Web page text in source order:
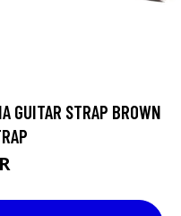
GUITAR STRAP BROWN